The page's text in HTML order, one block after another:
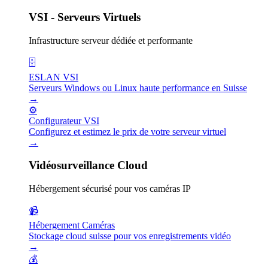
VSI - Serveurs Virtuels
Infrastructure serveur dédiée et performante
🗄️
ESLAN VSI
Serveurs Windows ou Linux haute performance en Suisse
→
⚙️
Configurateur VSI
Configurez et estimez le prix de votre serveur virtuel
→
Vidéosurveillance Cloud
Hébergement sécurisé pour vos caméras IP
📹
Hébergement Caméras
Stockage cloud suisse pour vos enregistrements vidéo
→
💰